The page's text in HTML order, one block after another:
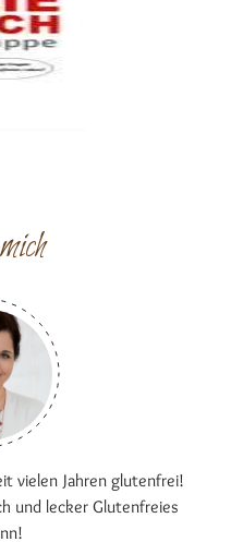
vielen Jahren glutenfrei!
und lecker Glutenfreies